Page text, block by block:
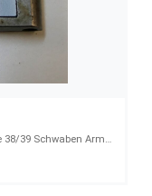
Wehrmachts Schlagbolzen für Panzerbüchse 38/39 Schwaben Arms GmbH - OnlineShop